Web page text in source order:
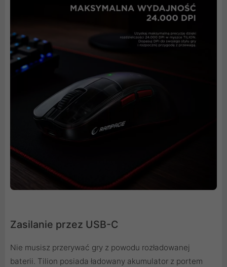
Zasilanie przez USB-C
Nie musisz przerywać gry z powodu rozładowanej
baterii. Tilion posiada ładowany akumulator z portem